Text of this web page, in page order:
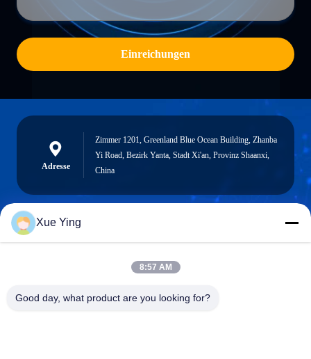
Einreichungen
Adresse
Zimmer 1201, Greenland Blue Ocean Building, Zhanba
Yi Road, Bezirk Yanta, Stadt Xi'an, Provinz Shaanxi,
China
sxcd-gyl@163.com
Xue Ying
8:57 AM
Good day, what product are you looking for?